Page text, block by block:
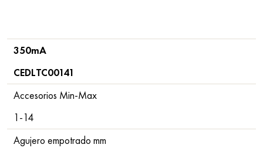
350mA
CEDLTC00141
Accesorios Min-Max
1-14
Agujero empotrado mm